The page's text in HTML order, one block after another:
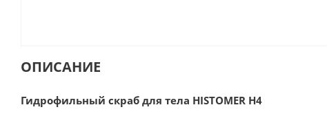
ОПИСАНИЕ
Гидрофильный скраб для тела HISTOMER H4